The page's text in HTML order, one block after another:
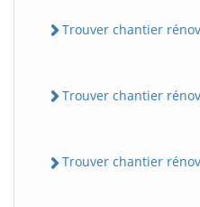
Trouver chantier
Trouver chantier
Trouver chantier